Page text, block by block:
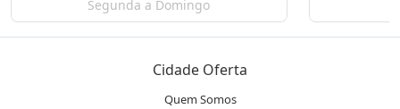
Segunda a Domingo
Cidade Oferta
Quem Somos